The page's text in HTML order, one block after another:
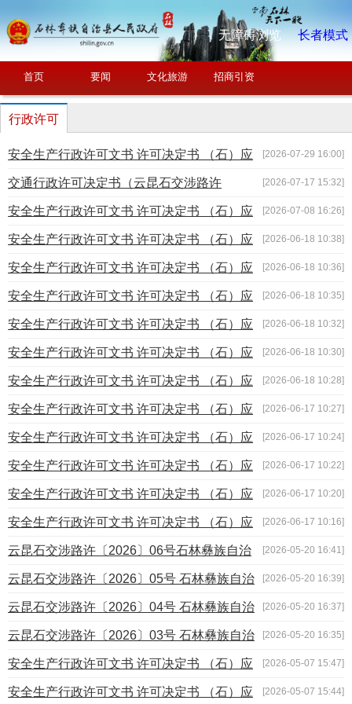
无障碍浏览 长者模式
首页 要闻 文化旅游 招商引资
行政许可
[2026-07-29 16:00]
安全生产行政许可文书 许可决定书 （石）应
急决〔2026〕第21号 [2026-07-17 15:32]
交通行政许可决定书（云昆石交涉路许
〔2026〕08号） [2026-07-08 16:26]
安全生产行政许可文书 许可决定书 （石）应
急决〔2026〕第20号 [2026-06-18 10:38]
安全生产行政许可文书 许可决定书 （石）应
急决〔2026〕第19号 [2026-06-18 10:36]
安全生产行政许可文书 许可决定书 （石）应
急决〔2026〕第18号 [2026-06-18 10:35]
安全生产行政许可文书 许可决定书 （石）应
急决〔2026〕第17号 [2026-06-18 10:32]
安全生产行政许可文书 许可决定书 （石）应
急决〔2026〕第16号 [2026-06-18 10:30]
安全生产行政许可文书 许可决定书 （石）应
急决〔2026〕第15号 [2026-06-18 10:28]
安全生产行政许可文书 许可决定书 （石）应
急决〔2026〕第14号 [2026-06-17 10:27]
安全生产行政许可文书 许可决定书 （石）应
急决〔2026〕第13号 [2026-06-17 10:24]
安全生产行政许可文书 许可决定书 （石）应
急决〔2026〕第12号 [2026-06-17 10:22]
安全生产行政许可文书 许可决定书 （石）应
急决〔2026〕第11号 [2026-06-17 10:20]
安全生产行政许可文书 许可决定书 （石）应
急决〔2026〕第10号 [2026-06-17 10:16]
安全生产行政许可文书 许可决定书 （石）应
急决〔2026〕第09号 [2026-05-20 16:41]
云昆石交涉路许〔2026〕06号石林彝族自治
县交通运输局交通行政许可决定书 [2026-05-20 16:39]
云昆石交涉路许〔2026〕05号 石林彝族自治
县交通运输交通行政许可决定书 [2026-05-20 16:37]
云昆石交涉路许〔2026〕04号 石林彝族自治
县交通运输局交通行政许可决定书 [2026-05-20 16:35]
云昆石交涉路许〔2026〕03号 石林彝族自治
县交通运输局交通行政许可决定书 [2026-05-07 15:47]
安全生产行政许可文书 许可决定书 （石）应
急决〔2026〕第08号 [2026-05-07 15:44]
安全生产行政许可文书 许可决定书 （石）应